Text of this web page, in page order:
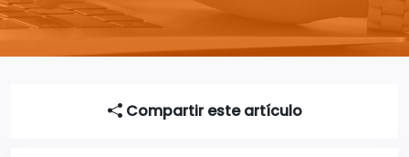
Compartir este artículo